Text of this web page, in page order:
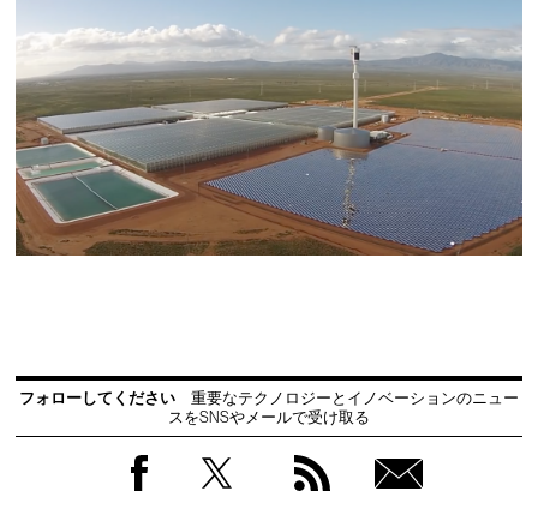
フォローしてください
重要なテクノロジーとイノベーションのニュー
スをSNSやメールで受け取る